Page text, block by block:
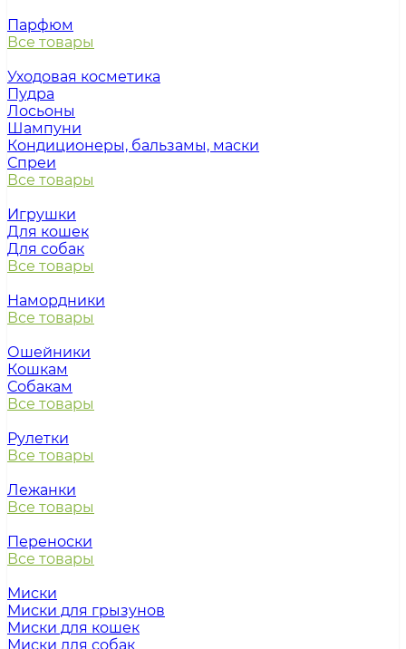
Парфюм
Все товары
Уходовая косметика
Пудра
Лосьоны
Шампуни
Кондиционеры, бальзамы, маски
Спреи
Все товары
Игрушки
Для кошек
Для собак
Все товары
Намордники
Все товары
Ошейники
Кошкам
Собакам
Все товары
Рулетки
Все товары
Лежанки
Все товары
Переноски
Все товары
Миски
Миски для грызунов
Миски для кошек
Миски для собак